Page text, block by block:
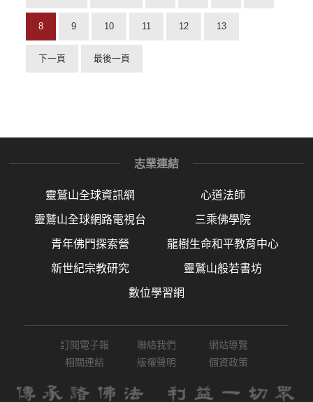
8 9 10 11 12 13
下一頁 最後一頁
志業連結
靈鷲山全球資訊網 心道法師
靈鷲山全球網路電視台 三乘佛學院
青年佛門探索營 龍樹生命和平教育中心
新世紀宗教研究 靈鷲山般若書坊
數位學習網
訂閱電子報 聯絡我們
網站導覽
相關連結
版權聲明 個資政策